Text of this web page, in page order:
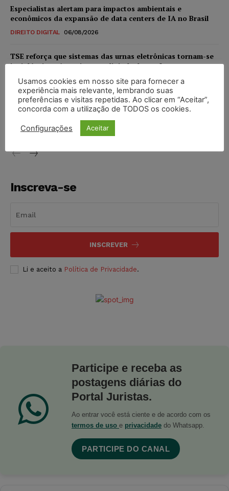
Especialistas alertam para impactos ambientais e
econômicos da expansão de data centers de IA no Brasil
DIREITO DIGITAL 06/08/2026
TSE reforça que sistemas das urnas eletrônicas tornam-se
invioláveis após assinatura digital e lacração
NOTÍCIAS 06/08/2026
STF inicia julgamento sobre constitucionalidade da
proibição dos jogos de azar no Brasil
NOTÍCIAS 06/08/2026
Inscreva-se
INSCREVER
Li e aceito a Política de Privacidade.
Participe e receba as
postagens diárias do
Portal Juristas.
Ao entrar você está ciente e de acordo com os
termos de uso e privacidade do Whatsapp.
PARTICIPE DO CANAL
Usamos cookies em nosso site para fornecer a
experiência mais relevante, lembrando suas
preferências e visitas repetidas. Ao clicar em “Aceitar”,
concorda com a utilização de TODOS os cookies.
Configurações Aceitar